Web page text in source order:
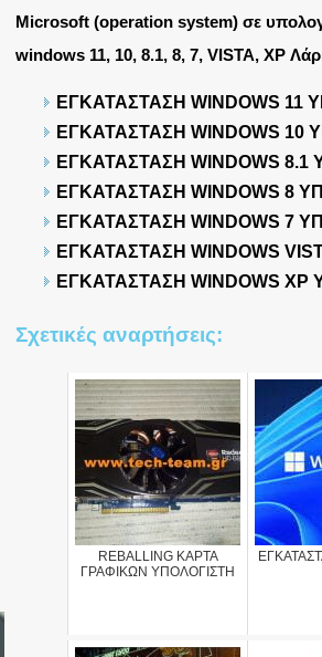
Microsoft (operation system) σε
windows 11, 10, 8.1, 8, 7, VISTA, XP
ΕΓΚΑΤΑΣΤΑΣΗ WINDOWS 11
ΕΓΚΑΤΑΣΤΑΣΗ WINDOWS 10
ΕΓΚΑΤΑΣΤΑΣΗ WINDOWS 8.1
ΕΓΚΑΤΑΣΤΑΣΗ WINDOWS 8
ΕΓΚΑΤΑΣΤΑΣΗ WINDOWS 7
ΕΓΚΑΤΑΣΤΑΣΗ WINDOWS
ΕΓΚΑΤΑΣΤΑΣΗ WINDOWS XP
Σχετικές αναρτήσεις:
REBALLING ΚΑΡΤΑ
ΓΡΑΦΙΚΩΝ ΥΠΟΛΟΓΙΣΤΗ